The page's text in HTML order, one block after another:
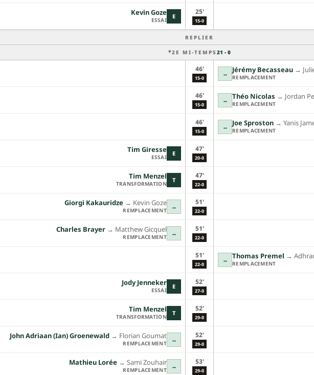
E
Kevin Goze
ESSAI
25'
15-0
REPLIER
2E MI-TEMPS 21 - 0
46'
15-0
↔ Jérémy Becasseau →︎
REMPLACEMENT
46'
15-0
↔ Théo Nicolas →︎ Jordan
REMPLACEMENT
46'
15-0
↔ Joe Sproston →︎ Yanis
REMPLACEMENT
E
Tim Giresse
ESSAI
47'
20-0
T
Tim Menzel
TRANSFORMATION
47'
22-0
↔
Giorgi Kakauridze →︎ Kevin Goze
REMPLACEMENT
51'
22-0
↔
Charles Brayer →︎ Matthew Gicquel
REMPLACEMENT
51'
22-0
51'
22-0
↔ Thomas Premel →︎
REMPLACEMENT
E
Jody Jenneker
ESSAI
52'
27-0
T
Tim Menzel
TRANSFORMATION
52'
29-0
↔
John Adriaan (Ian) Groenewald →︎ Florian Goumat
REMPLACEMENT
52'
29-0
↔
Mathieu Lorée →︎ Sami Zouhair
REMPLACEMENT
53'
29-0